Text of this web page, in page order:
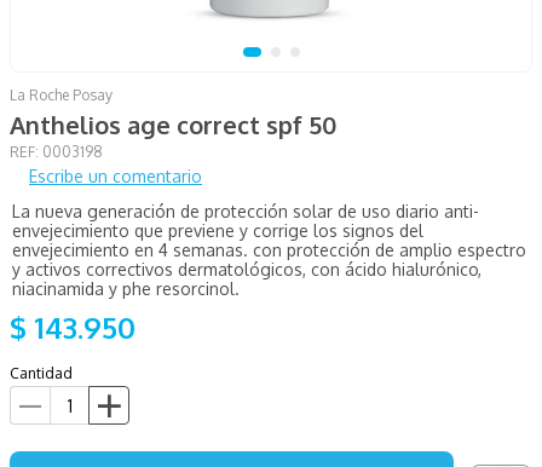
La Roche Posay
Anthelios age correct spf 50
: 0003198
Escribe un comentario
La nueva generación de protección solar de uso diario anti-
envejecimiento que previene y corrige los signos del
envejecimiento en 4 semanas. con protección de amplio espectro
y activos correctivos dermatológicos, con ácido hialurónico,
niacinamida y phe resorcinol.
$ 143.950
Cantidad